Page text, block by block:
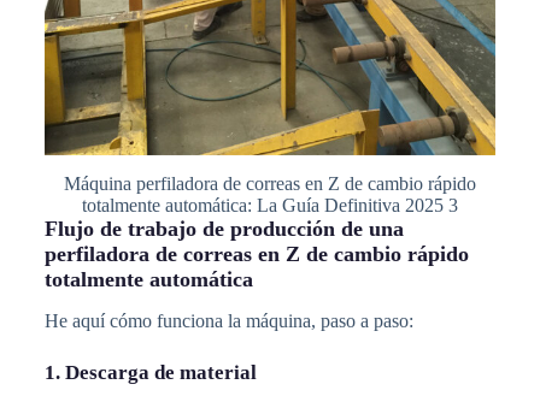
Máquina perfiladora de correas en Z de cambio rápido
totalmente automática: La Guía Definitiva 2025 3
Flujo de trabajo de producción de una
perfiladora de correas en Z de cambio rápido
totalmente automática
He aquí cómo funciona la máquina, paso a paso:
1. Descarga de material